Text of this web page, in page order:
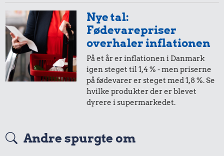
Kylling
2,-
i 2025 i dag
1,-
i 2025
= 1,-
i dag
i 2025
Nye tal:
Fødevarepriser
overhaler inflationen
På et år er inflationen i Danmark
igen steget til 1,4 % - men priserne
på fødevarer er steget med 1,8 %. Se
hvilke produkter der er blevet
dyrere i supermarkedet.
Andre spurgte om